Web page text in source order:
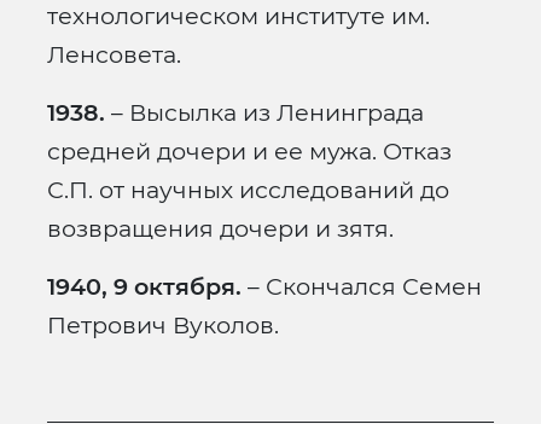
технологическом институте им.
Ленсовета.
1938. – Высылка из Ленинграда
средней дочери и ее мужа. Отказ
С.П. от научных исследований до
возвращения дочери и зятя.
1940, 9 октября. – Скончался Семен
Петрович Вуколов.